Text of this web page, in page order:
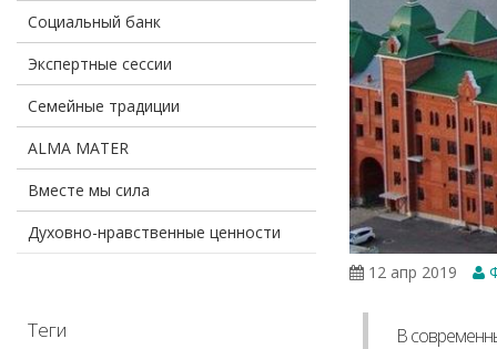
Социальный банк
Экспертные сессии
Семейные традиции
ALMA MATER
Вместе мы сила
Духовно-нравственные ценности
Теги
12 апр 2019
В